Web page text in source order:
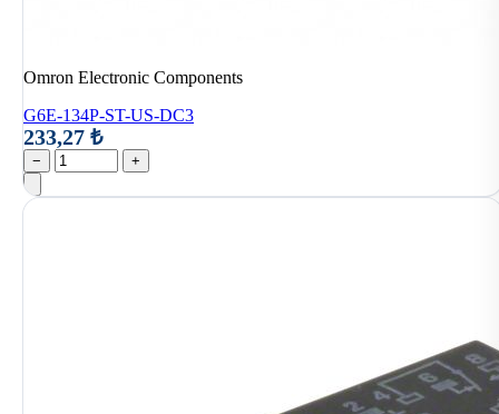
Omron Electronic Components
G6E-134P-ST-US-DC3
233,27 ₺
− +